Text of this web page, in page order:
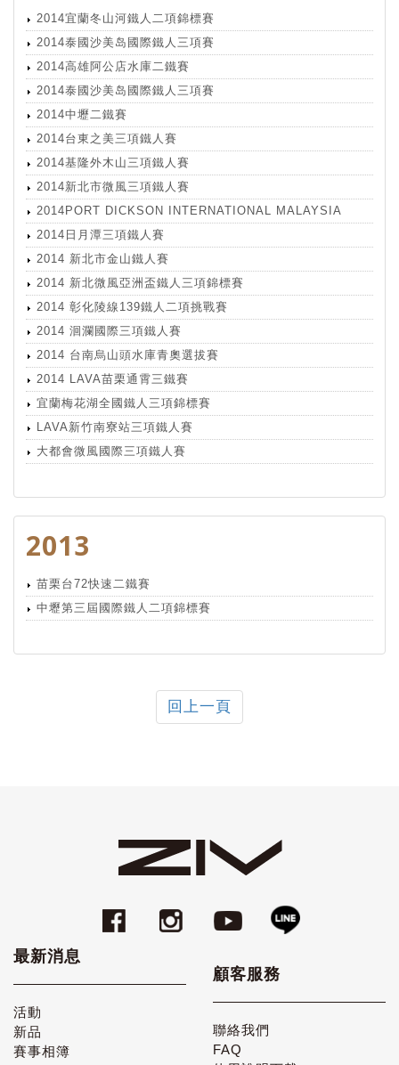
2014宜蘭冬山河鐵人二項錦標賽
2014泰國沙美岛國際鐵人三項賽
2014高雄阿公店水庫二鐵賽
2014泰國沙美岛國際鐵人三項賽
2014中壢二鐵賽
2014台東之美三項鐵人賽
2014基隆外木山三項鐵人賽
2014新北市微風三項鐵人賽
2014PORT DICKSON INTERNATIONAL MALAYSIA
2014日月潭三項鐵人賽
2014 新北市金山鐵人賽
2014 新北微風亞洲盃鐵人三項錦標賽
2014 彰化陵線139鐵人二項挑戰賽
2014 洄瀾國際三項鐵人賽
2014 台南烏山頭水庫青奧選拔賽
2014 LAVA苗栗通霄三鐵賽
宜蘭梅花湖全國鐵人三項錦標賽
LAVA新竹南寮站三項鐵人賽
大都會微風國際三項鐵人賽
2013
苗栗台72快速二鐵賽
中壢第三屆國際鐵人二項錦標賽
回上一頁
最新消息
活動
新品
賽事相簿
顧客服務
聯絡我們
FAQ